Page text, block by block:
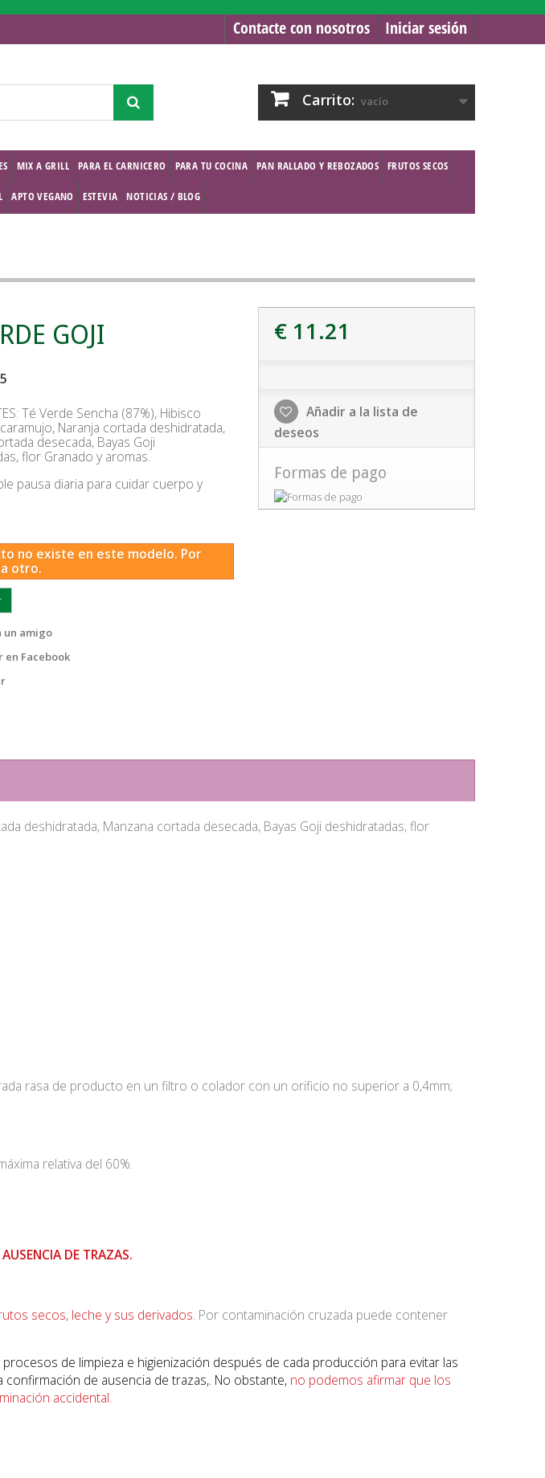
Iniciar sesión
Contacte con nosotros
Carrito: vacío
MIX A GRILL PARA EL CARNICERO PARA TU COCINA PAN RALLADO Y REBOZADOS FRUTOS SECOS
APTO VEGANO ESTEVIA NOTICIAS / BLOG
GOJI
Té Verde Sencha (87%), Hibisco
Naranja cortada deshidratada,
desecada, Bayas Goji
flor Granado y aromas.
pausa diaria para cuidar cuerpo y
no existe en este modelo. Por
otro.
un amigo
en Facebook
€ 11.21
Añadir a la lista de
deseos
Formas de pago
deshidratada, Manzana cortada desecada, Bayas Goji deshidratadas, flor
rasa de producto en un filtro o colador con un orificio no superior a 0,4mm;
relativa del 60%.
DE TRAZAS.
secos, leche y sus derivados. Por contaminación cruzada puede contener
de limpieza e higienización después de cada producción para evitar las
de ausencia de trazas,. No obstante, no podemos afirmar que los
accidental.